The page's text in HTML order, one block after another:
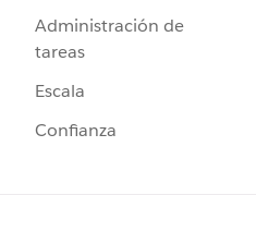
Administración de
tareas
Escala
Confianza